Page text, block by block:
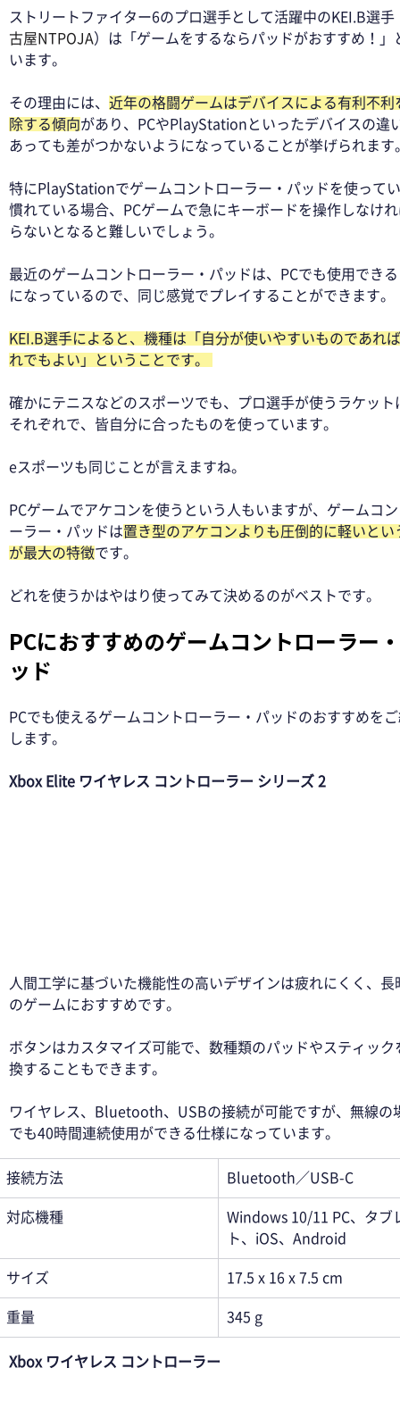
ストリートファイター6のプロ選手として活躍中のKEI.B選手
古屋NTPOJA）は「ゲームをするならパッドがおすすめ！」
います。
その理由には、 近年の格闘ゲームはデバイスによる有利不利
除する傾向があり、PCやPlayStationといったデバイスの違
あっても差がつかないようになっていることが挙げられま
特にPlayStationでゲームコントローラー・パッドを使って
慣れている場合、PCゲームで急にキーボードを操作しなけ
らないとなると難しいでしょう。
最近のゲームコントローラー・パッドは、PCでも使用でき
になっているので、同じ感覚でプレイすることができます。
KEI.B選手によると、機種は「自分が使いやすいものであれ
れでもよい」ということです。
確かにテニスなどのスポーツでも、プロ選手が使うラケット
それぞれで、皆自分に合ったものを使っています。
eスポーツも同じことが言えますね。
PCゲームでアケコンを使うという人もいますが、ゲームコ
ーラー・パッドは置き型のアケコンよりも圧倒的に軽いとい
が最大の特徴です。
どれを使うかはやはり使ってみて決めるのがベストです。
PCにおすすめのゲームコントローラー
ッド
PCでも使えるゲームコントローラー・パッドのおすすめを
します。
Xbox Elite ワイヤレス コントローラー シリーズ 2
人間工学に基づいた機能性の高いデザインは疲れにくく、長
のゲームにおすすめです。
ボタンはカスタマイズ可能で、数種類のパッドやスティック
換することもできます。
ワイヤレス、Bluetooth、USBの接続が可能ですが、無線の
でも40時間連続使用ができる仕様になっています。
接続方法 Bluetooth／USB-C
対応機種
Windows 10/11 PC、タブ
ト、iOS、Android
サイズ 17.5 x 16 x 7.5 cm
重量 345 g
Xbox ワイヤレス コントローラー